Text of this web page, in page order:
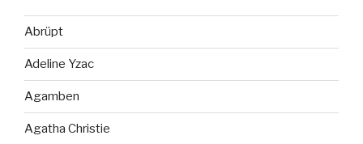
Abrüpt
Adeline Yzac
Agamben
Agatha Christie